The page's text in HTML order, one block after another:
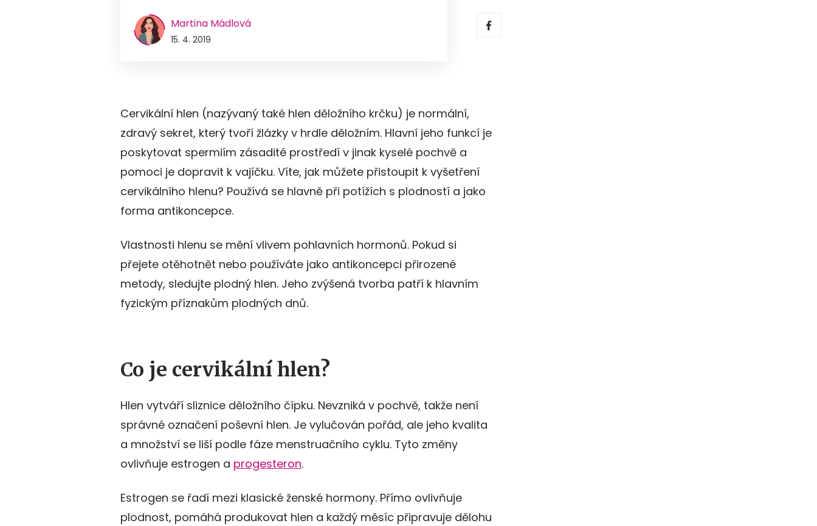
Martina Mádlová
15. 4. 2019
Cervikální hlen (nazývaný také hlen děložního krčku) je normální,
zdravý sekret, který tvoří žlázky v hrdle děložním. Hlavní jeho funkcí je
poskytovat spermiím zásadité prostředí v jinak kyselé pochvě a
pomoci je dopravit k vajíčku. Víte, jak můžete přistoupit k vyšetření
cervikálního hlenu? Používá se hlavně při potížích s plodností a jako
forma antikoncepce.
Vlastnosti hlenu se mění vlivem pohlavních hormonů. Pokud si
přejete otěhotnět nebo používáte jako antikoncepci přirozené
metody, sledujte plodný hlen. Jeho zvýšená tvorba patří k hlavním
fyzickým příznakům plodných dnů.
Co je cervikální hlen?
Hlen vytváří sliznice děložního čípku. Nevzniká v pochvě, takže není
správné označení poševní hlen. Je vylučován pořád, ale jeho kvalita
a množství se liší podle fáze menstruačního cyklu. Tyto změny
ovlivňuje estrogen a progesteron.
Estrogen se řadí mezi klasické ženské hormony. Přímo ovlivňuje
plodnost, pomáhá produkovat hlen a každý měsíc připravuje dělohu